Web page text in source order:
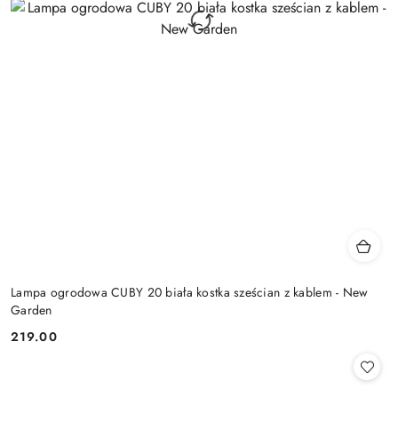
Lampa ogrodowa CUBY 20 biała kostka sześcian z kablem - New
Garden
Cena:
219.00